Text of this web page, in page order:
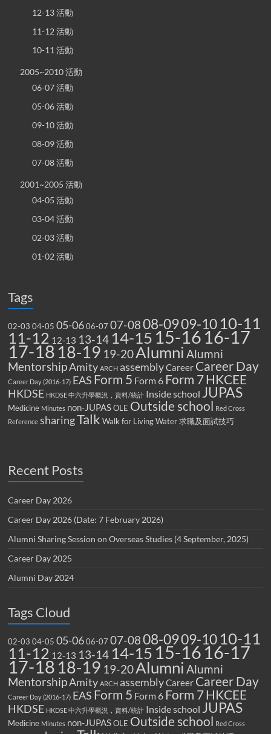
12-13 活動
11-12 活動
10-11 活動
2005~2010 活動
06-07 活動
05-06 活動
09-10 活動
08-09 活動
07-08 活動
2001~2005 活動
04-05 活動
03-04 活動
02-03 活動
01-02 活動
Tags
02-03 04-05 05-06 06-07 07-0808-0909-10 10-11
11-12 12-13 13-14 14-15 15-16 16-17
17-18 18-19 19-20Alumni Alumni
MentorshipAmity ARCH assemblyCareer Career Day
Career Day (2016-17) EAS Form 5 Form 6 Form 7HKCEE
HKDSE HKDSE 中六升學概況，資料/統計 Inside school JUPAS
Medicine Minutes non-JUPAS OLE Outside school Red Cross
Reference sharingTalk Walk for Living Water 求職及面試技巧
Recent Posts
Career Day 2026
Career Day 2026 (Date: 7 February 2026)
Alumni Sharing Session on Overseas Studies (4 September, 2025)
Career Day 2025
Alumni Day 2024
Tags Cloud
02-03 04-05 05-06 06-07 07-0808-0909-10 10-11
11-12 12-13 13-14 14-15 15-16 16-17
17-18 18-19 19-20Alumni Alumni
MentorshipAmity ARCH assemblyCareer Career Day
Career Day (2016-17) EAS Form 5 Form 6 Form 7HKCEE
HKDSE HKDSE 中六升學概況，資料/統計 Inside school JUPAS
Medicine Minutes non-JUPAS OLE Outside school Red Cross